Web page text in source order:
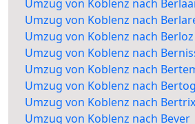
Umzug von Koblenz nach
Umzug von Koblenz nach
Umzug von Koblenz nach Berloz
Umzug von Koblenz nach
Umzug von Koblenz nach
Umzug von Koblenz nach
Umzug von Koblenz nach Bertrix
Umzug von Koblenz nach Bever